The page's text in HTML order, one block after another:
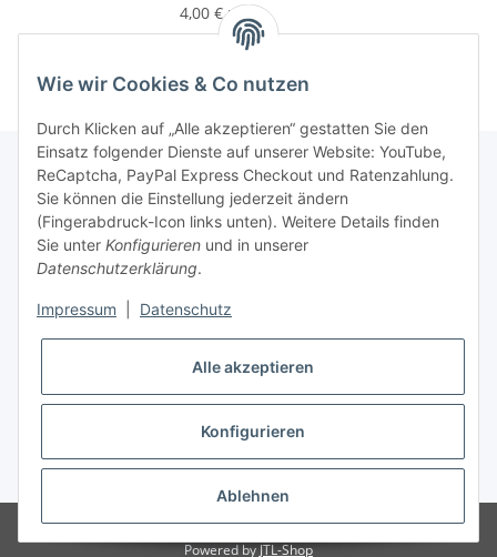
4,00 € pro l
Gesetzliche Informationen
Informationen
Vertrag widerrufen
* Alle Preise inkl. gesetzlicher USt., zzgl.Versand
© Groß- U. Einzelhandel Martin Trisetau
Powered byJTL-Shop
Wie wir Cookies & Co nutzen
Durch Klicken auf „Alle akzeptieren“ gestatten Sie den
Einsatz folgender Dienste auf unserer Website: YouTube,
ReCaptcha, PayPal Express Checkout und Ratenzahlung.
Sie können die Einstellung jederzeit ändern
(Fingerabdruck-Icon links unten). Weitere Details finden
Sie unter Konfigurieren und in unserer
Datenschutzerklärung.
Impressum Datenschutz
Alle akzeptieren
Konfigurieren
Ablehnen